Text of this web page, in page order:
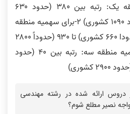
1- برای سهمیه منطقه یک: رتبه بین ۳۸۰ (حدود ۶۳۰
کشوری) تا ۶۸۰ (حدود ۱۰۹۰ کشوری) 2-برای سهمیه منطقه
دو: رتبه بین ۲۳۰ (حدودا ۶۶۰ کشوری) تا ۹۳۰ (حدوداً ۲۸۰۰
کشوری) 3-برای سهمیه منطقه سه: رتبه بین ۴۰ (حدود
دروس ارائه شده در رشته مهندسی
نصیر مطلع شوم؟